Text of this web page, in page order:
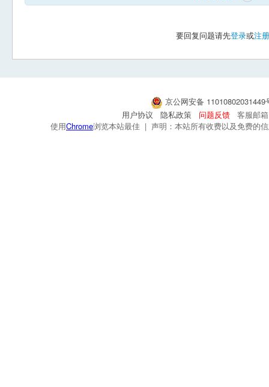
要回复问题请先登录或注册
京公网安备
用户协议
隐私政策 问题反馈
客服邮
使用Chrome浏览本站最佳 | 声明：本站所有收费以及免费的